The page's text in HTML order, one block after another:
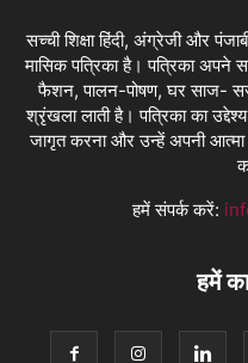
सच्ची शिक्षा हिंदी, अंग्रेजी और
मासिक पत्रिका है। पत्रिका अपने
फैशन, पालन-पोषण, घर साज-
श्रृंखला लाती है। पत्रिका का
जागृत करना और उन्हें अपनी
हमें संपर्क करें:
हमें